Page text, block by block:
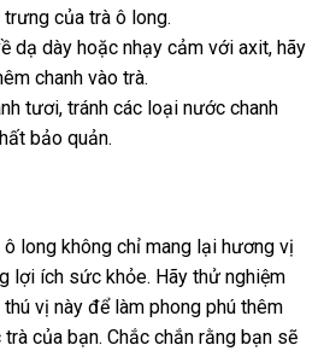
của trà ô long.
dạ dày hoặc nhạy cảm với axit, hãy
chanh vào trà.
tươi, tránh các loại nước chanh
bảo quản.
long không chỉ mang lại hương vị
lợi ích sức khỏe. Hãy thử nghiệm
vị này để làm phong phú thêm
của bạn. Chắc chắn rằng bạn sẽ